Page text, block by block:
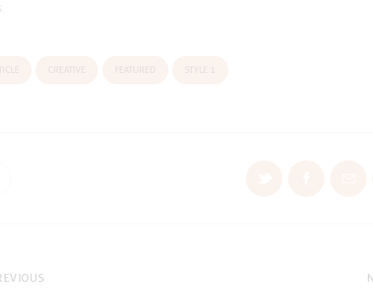
CREATIVE FEATURED STYLE 1